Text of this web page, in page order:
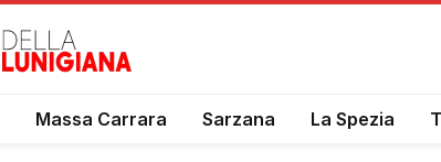
Massa Carrara Sarzana La Spezia